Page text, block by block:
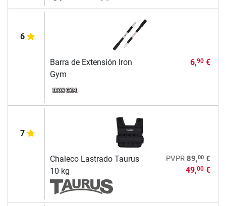
6
Barra de Extensión Iron
Gym
6,90€
7
Chaleco Lastrado Taurus
10 kg
PVPR 89,00€
49,00€